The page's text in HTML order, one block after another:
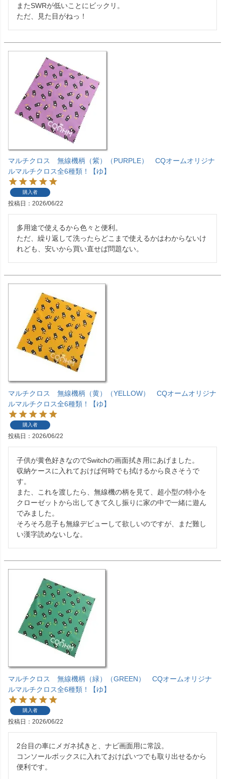
またSWRが低いことにビックリ。
ただ、見た目がねっ！
マルチクロス 無線機柄（紫）（PURPLE） CQオームオリジナ
ルマルチクロス全6種類！【ゆ】
購入者
投稿日 2026/06/22
多用途で使えるから色々と便利。
ただ、繰り返して洗ったらどこまで使えるかはわからないけ
れども、安いから買い直せば問題ない。
マルチクロス 無線機柄（黄）（YELLOW） CQオームオリジナ
ルマルチクロス全6種類！【ゆ】
購入者
投稿日 2026/06/22
子供が黄色好きなのでSwitchの画面拭き用にあげました。
収納ケースに入れておけば何時でも拭けるから良さそうで
す。
また、これを渡したら、無線機の柄を見て、超小型の特小を
クローゼットから出してきて久し振りに家の中で一緒に遊ん
でみました。
そろそろ息子も無線デビューして欲しいのですが、まだ難し
い漢字読めないしな。
マルチクロス 無線機柄（緑）（GREEN） CQオームオリジナ
ルマルチクロス全6種類！【ゆ】
購入者
投稿日 2026/06/22
2台目の車にメガネ拭きと、ナビ画面用に常設。
コンソールボックスに入れておけばいつでも取り出せるから
便利です。